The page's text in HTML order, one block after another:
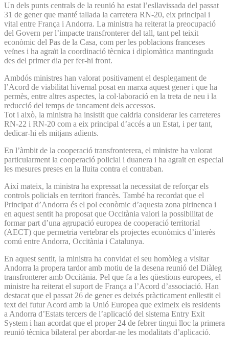
Un dels punts centrals de la reunió ha estat l’esllavissada del passat
31 de gener que manté tallada la carretera RN-20, eix principal i
vital entre França i Andorra. La ministra ha reiterat la preocupació
del Govern per l’impacte transfronterer del tall, tant pel teixit
econòmic del Pas de la Casa, com per les poblacions franceses
veïnes i ha agraït la coordinació tècnica i diplomàtica mantinguda
des del primer dia per fer-hi front.
Ambdós ministres han valorat positivament el desplegament de
l’Acord de viabilitat hivernal posat en marxa aquest gener i que ha
permès, entre altres aspectes, la col·laboració en la treta de neu i la
reducció del temps de tancament dels accessos.
Tot i això, la ministra ha insistit que caldria considerar les carreteres
RN-22 i RN-20 com a eix principal d’accés a un Estat, i per tant,
dedicar-hi els mitjans adients.
En l’àmbit de la cooperació transfronterera, el ministre ha valorat
particularment la cooperació policial i duanera i ha agraït en especial
les mesures preses en la lluita contra el contraban.
Així mateix, la ministra ha expressat la necessitat de reforçar els
controls policials en territori francès. També ha recordat que el
Principat d’Andorra és el pol econòmic d’aquesta zona pirinenca i
en aquest sentit ha proposat que Occitània valori la possibilitat de
formar part d’una agrupació europea de cooperació territorial
(AECT) que permetria vertebrar els projectes econòmics d’interès
comú entre Andorra, Occitània i Catalunya.
En aquest sentit, la ministra ha convidat el seu homòleg a visitar
Andorra la propera tardor amb motiu de la desena reunió del Diàleg
transfronterer amb Occitània. Pel que fa a les qüestions europees, el
ministre ha reiterat el suport de França a l’Acord d’associació. Han
destacat que el passat 26 de gener es deixés pràcticament enllestit el
text del futur Acord amb la Unió Europea que eximeix els residents
a Andorra d’Estats tercers de l’aplicació del sistema Entry Exit
System i han acordat que el proper 24 de febrer tingui lloc la primera
reunió tècnica bilateral per abordar-ne les modalitats d’aplicació.